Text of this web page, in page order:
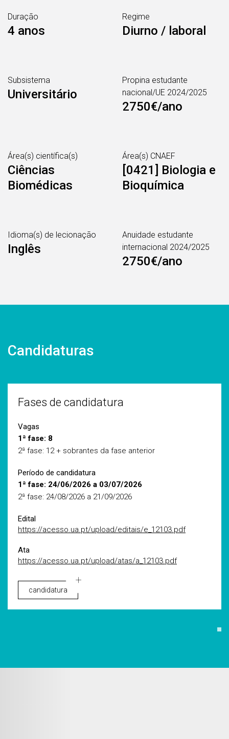
Duração
4 anos
Regime
Diurno / laboral
Subsistema
Universitário
Propina estudante
nacional/UE 2024/2025
2750€/ano
Área(s) científica(s)
Ciências
Biomédicas
Área(s) CNAEF
[0421] Biologia e
Bioquímica
Idioma(s) de lecionação
Inglês
Anuidade estudante
internacional 2024/2025
2750€/ano
Candidaturas
Fases de candidatura
Vagas
1ª fase: 8
2ª fase: 12 + sobrantes da fase anterior
Período de candidatura
1ª fase: 24/06/2026 a 03/07/2026
2ª fase: 24/08/2026 a 21/09/2026
Edital
https://acesso.ua.pt/upload/editais/e_12103.pdf
Ata
https://acesso.ua.pt/upload/atas/a_12103.pdf
candidatura